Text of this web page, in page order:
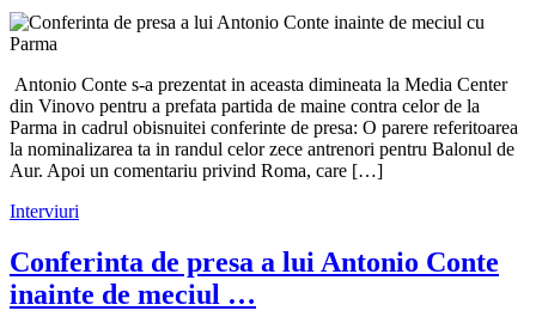
Antonio Conte s-a prezentat in aceasta dimineata la Media Center
din Vinovo pentru a prefata partida de maine contra celor de la
Parma in cadrul obisnuitei conferinte de presa: O parere referitoarea
la nominalizarea ta in randul celor zece antrenori pentru Balonul de
Aur. Apoi un comentariu privind Roma, care […]
Interviuri
Conferinta de presa a lui Antonio Conte
inainte de meciul …